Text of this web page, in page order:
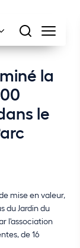
la
le
mise en valeur,
du Jardin du
l'association
de 16